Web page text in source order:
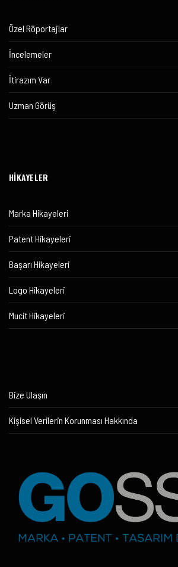
Özel Röportajlar
İncelemeler
İtirazım Var
Uzman Görüş
HİKAYELER
Marka Hikayeleri
Patent Hikayeleri
Başarı Hikayeleri
Logo Hikayeleri
Mucit Hikayeleri
Bize Ulaşın
Kişisel Verilerin Korunması Hakkında